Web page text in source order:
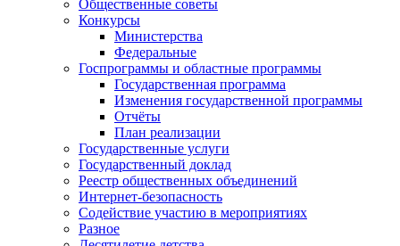
Общественные советы
Конкурсы
Министерства
Федеральные
Госпрограммы и областные программы
Государственная программа
Изменения государственной программы
Отчёты
План реализации
Государственные услуги
Государственный доклад
Реестр общественных объединений
Интернет-безопасность
Содействие участию в мероприятиях
Разное